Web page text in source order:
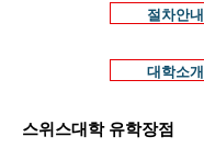
절차안내
대학소개
​스위스대학 유학장점